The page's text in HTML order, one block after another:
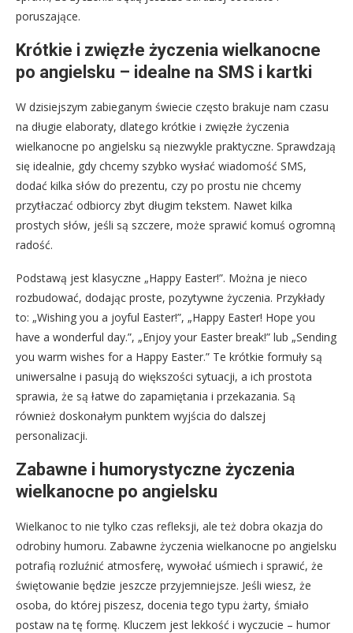
poruszające.
Krótkie i zwięzłe życzenia wielkanocne
po angielsku – idealne na SMS i kartki
W dzisiejszym zabieganym świecie często brakuje nam czasu
na długie elaboraty, dlatego krótkie i zwięzłe życzenia
wielkanocne po angielsku są niezwykle praktyczne. Sprawdzają
się idealnie, gdy chcemy szybko wysłać wiadomość SMS,
dodać kilka słów do prezentu, czy po prostu nie chcemy
przytłaczać odbiorcy zbyt długim tekstem. Nawet kilka
prostych słów, jeśli są szczere, może sprawić komuś ogromną
radość.
Podstawą jest klasyczne „Happy Easter!”. Można je nieco
rozbudować, dodając proste, pozytywne życzenia. Przykłady
to: „Wishing you a joyful Easter!”, „Happy Easter! Hope you
have a wonderful day.”, „Enjoy your Easter break!” lub „Sending
you warm wishes for a Happy Easter.” Te krótkie formuły są
uniwersalne i pasują do większości sytuacji, a ich prostota
sprawia, że są łatwe do zapamiętania i przekazania. Są
również doskonałym punktem wyjścia do dalszej
personalizacji.
Zabawne i humorystyczne życzenia
wielkanocne po angielsku
Wielkanoc to nie tylko czas refleksji, ale też dobra okazja do
odrobiny humoru. Zabawne życzenia wielkanocne po angielsku
potrafią rozluźnić atmosferę, wywołać uśmiech i sprawić, że
świętowanie będzie jeszcze przyjemniejsze. Jeśli wiesz, że
osoba, do której piszesz, docenia tego typu żarty, śmiało
postaw na tę formę. Kluczem jest lekkość i wyczucie – humor